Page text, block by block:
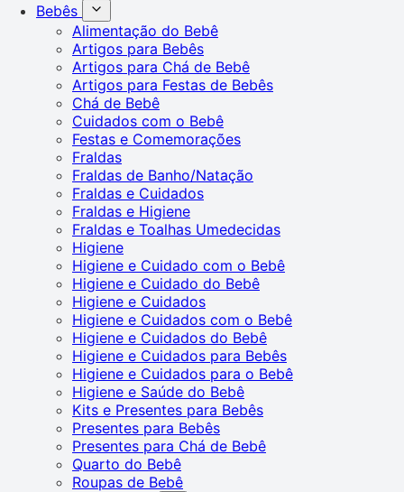
Bebês
Alimentação do Bebê
Artigos para Bebês
Artigos para Chá de Bebê
Artigos para Festas de Bebês
Chá de Bebê
Cuidados com o Bebê
Festas e Comemorações
Fraldas
Fraldas de Banho/Natação
Fraldas e Cuidados
Fraldas e Higiene
Fraldas e Toalhas Umedecidas
Higiene
Higiene e Cuidado com o Bebê
Higiene e Cuidado do Bebê
Higiene e Cuidados
Higiene e Cuidados com o Bebê
Higiene e Cuidados do Bebê
Higiene e Cuidados para Bebês
Higiene e Cuidados para o Bebê
Higiene e Saúde do Bebê
Kits e Presentes para Bebês
Presentes para Bebês
Presentes para Chá de Bebê
Quarto do Bebê
Roupas de Bebê